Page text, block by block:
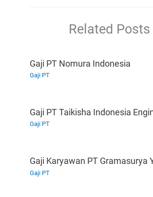
Related Posts
Gaji PT Nomura Indonesia
Gaji PT
Gaji PT Taikisha Indonesia
Gaji PT
Gaji Karyawan PT Gramasurya
Gaji PT